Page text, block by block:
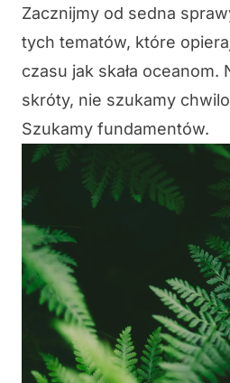
Zacznijmy od sedna
tych tematów, które
czasu jak skała oceanom.
skróty, nie szukamy
Szukamy fundamentów.